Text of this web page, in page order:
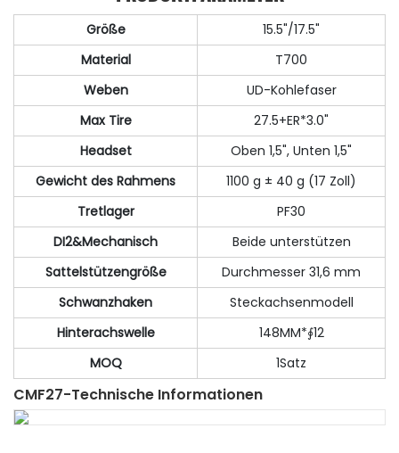
Größe
15.5"/17.5"
Material
T700
Weben
UD-Kohlefaser
Max Tire
27.5+ER*3.0"
Headset
Oben 1,5", Unten 1,5"
Gewicht des Rahmens
1100 g ± 40 g (17 Zoll)
Tretlager
PF30
DI2&Mechanisch
Beide unterstützen
Sattelstützengröße
Durchmesser 31,6 mm
Schwanzhaken
Steckachsenmodell
Hinterachswelle
148MM*∮12
MOQ
1Satz
CMF27-Technische Informationen